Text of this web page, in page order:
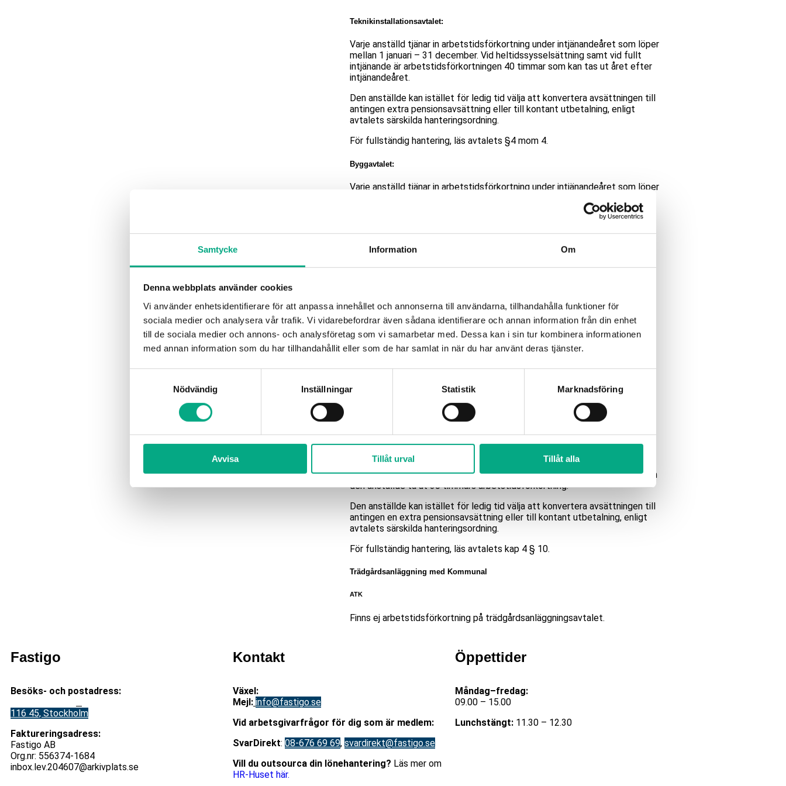
Samtycke Information Om
Denna webbplats använder cookies
Vi använder enhetsidentifierare för att anpassa innehållet och annonserna till användarna, tillhandahålla funktioner för
sociala medier och analysera vår trafik. Vi vidarebefordrar även sådana identifierare och annan information från din enhet
till de sociala medier och annons- och analysföretag som vi samarbetar med. Dessa kan i sin tur kombinera informationen
med annan information som du har tillhandahållit eller som de har samlat in när du har använt deras tjänster.
Nödvändig
Inställningar Statistik Marknadsföring
Avvisa Tillåt urval Tillåt alla
Teknikinstallationsavtalet:
Varje anställd tjänar in arbetstidsförkortning under intjänandeåret som löper
mellan 1 januari – 31 december. Vid heltidssysselsättning samt vid fullt
intjänande är arbetstidsförkortningen 40 timmar som kan tas ut året efter
intjänandeåret.
Den anställde kan istället för ledig tid välja att konvertera avsättningen till
antingen extra pensionsavsättning eller till kontant utbetalning, enligt
avtalets särskilda hanteringsordning.
För fullständig hantering, läs avtalets §4 mom 4.
Byggavtalet:
Varje anställd tjänar in arbetstidsförkortning under intjänandeåret som löper
intjänande är arbetstidsförkortningen 40 timmar som kan tas ut året efter
anställdes faktiska anställningstid under kalenderåret.
För fullständig hantering, läs avtalets §3 punkt 4.
Måleri – Månadslöneavtalet:
Tiden behöver inte tjänas in. Arbetstidsförkortningen proportioneras
utefter den anställdes faktiska anställningstid under kalenderåret.
För fullständig hantering, läs avtalets §6 mom 3.
Varje heltidsanställd arbetstagare tjänar in arbetstidsförkortning under
intjänandeåret som löper 1 april – 31 mars året därpå. Under uttagsåret kan
den anställde ta ut 30 timmars arbetstidsförkortning.
Den anställde kan istället för ledig tid välja att konvertera avsättningen till
antingen en extra pensionsavsättning eller till kontant utbetalning, enligt
avtalets särskilda hanteringsordning.
För fullständig hantering, läs avtalets kap 4 § 10.
Trädgårdsanläggning med Kommunal
ATK
Finns ej arbetstidsförkortning på trädgårdsanläggningsavtalet.
Fastigo
Besöks- och postadress:
116 45, Stockholm
Faktureringsadress:
Fastigo AB
Org.nr: 556374-1684
inbox.lev.204607@arkivplats.se
Kontakt
Växel:
Mejl: info@fastigo.se
Vid arbetsgivarfrågor för dig som är medlem:
SvarDirekt: 08-676 69 69, svardirekt@fastigo.se
Vill du outsourca din lönehantering? Läs mer om
HR-Huset här.
Öppettider
Måndag–fredag:
09.00 – 15.00
Lunchstängt:11.30 – 12.30